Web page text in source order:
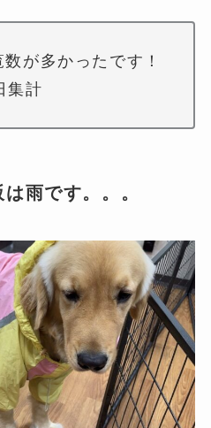
が多かったです！
集計
雨です。。。